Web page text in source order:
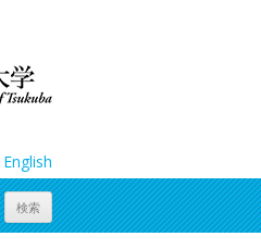
English